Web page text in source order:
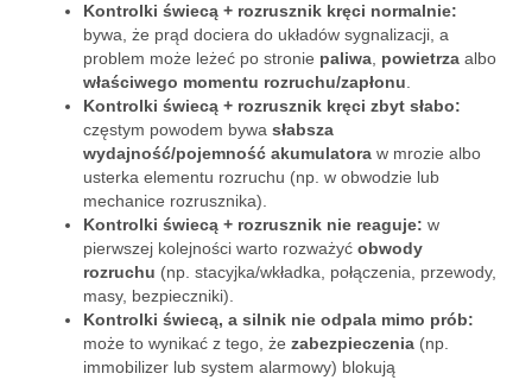
Kontrolki świecą + rozrusznik kręci normalnie:
bywa, że prąd dociera do układów sygnalizacji, a
problem może leżeć po stronie paliwa powietrza albo
właściwego momentu rozruchu/zapłonu
Kontrolki świecą + rozrusznik kręci zbyt słabo:
częstym powodem bywa słabsza
wydajność/pojemność akumulatora w mrozie albo
usterka elementu rozruchu (np. w obwodzie lub
mechanice rozrusznika).
Kontrolki świecą + rozrusznik nie reaguje: w
pierwszej kolejności warto rozważyć obwody
rozruchu (np. stacyjka/wkładka, połączenia, przewody,
masy, bezpieczniki).
Kontrolki świecą, a silnik nie odpala mimo prób:
może to wynikać z tego, że zabezpieczenia (np.
immobilizer lub system alarmowy) blokują